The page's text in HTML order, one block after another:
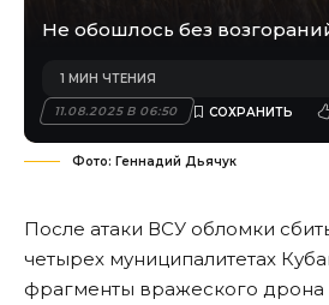
Не обошлось без
11.08.2025 В 06:50
1 МИН ЧТЕНИЯ
Фото: Геннадий Дьячук
После атаки ВСУ обломки
четырех муниципалитетах
фрагменты вражеского дрона